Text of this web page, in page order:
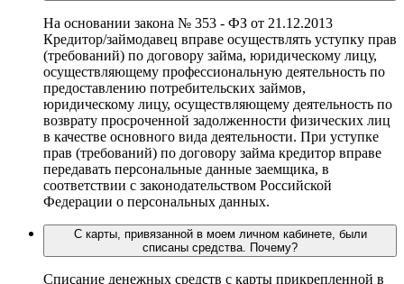
На основании закона № 353 - ФЗ от 21.12.2013
Кредитор/займодавец вправе осуществлять уступку прав
(требований) по договору займа, юридическому лицу,
осуществляющему профессиональную деятельность по
предоставлению потребительских займов,
юридическому лицу, осуществляющему деятельность по
возврату просроченной задолженности физических лиц
в качестве основного вида деятельности. При уступке
прав (требований) по договору займа кредитор вправе
передавать персональные данные заемщика, в
соответствии с законодательством Российской
Федерации о персональных данных.
С карты, привязанной в моем личном кабинете, были
списаны средства. Почему?
Списание денежных средств с карты прикрепленной в